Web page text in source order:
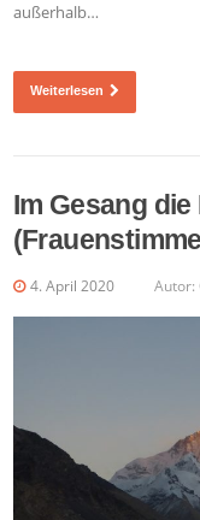
außerhalb…
Weiterlesen
Im Gesang
4. April 2020 Autor: